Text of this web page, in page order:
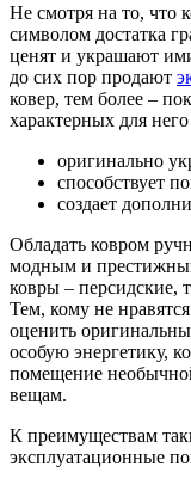
Не смотря на то, что
символом достатка
ценят и украшают
до сих пор продают
ковер, тем более –
характерных для
оригинально
способствует
создает
Обладать ковром
модным и
ковры – персидские,
Тем, кому не
оценить
особую энергетику,
помещение
вещам.
К преимуществам
эксплуатационные